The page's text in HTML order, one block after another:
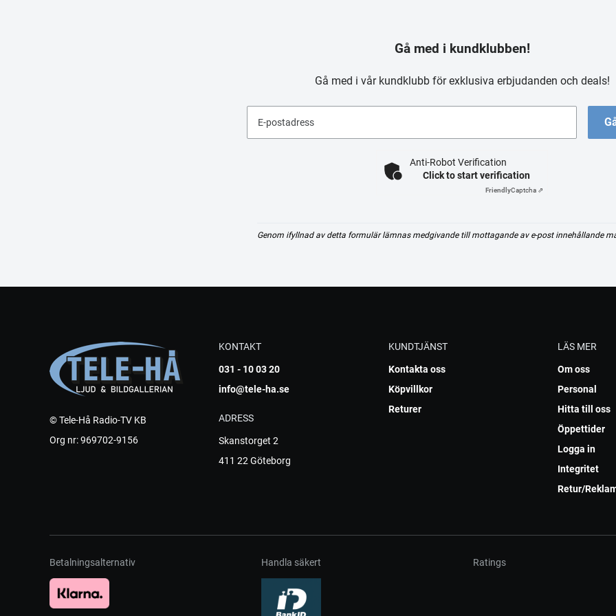
Gå med i kundklubben!
Gå med i vår kundklubb för exklusiva erbjudanden och deals!
E-postadress
Anti-Robot Verification
Click to start verification
FriendlyCaptcha ⇗
Genom ifyllnad av detta formulär lämnas medgivande till mottagande av e-post innehållande
© Tele-Hå Radio-TV KB
Org nr: 969702-9156
KONTAKT
031 - 10 03 20
info@tele-ha.se
ADRESS
Skanstorget 2
411 22 Göteborg
KUNDTJÄNST
Kontakta oss
Köpvillkor
Returer
LÄS MER
Om oss
Personal
Hitta till oss
Öppettider
Logga in
Integritet
Retur/
Betalningsalternativ Handla säkert Ratings